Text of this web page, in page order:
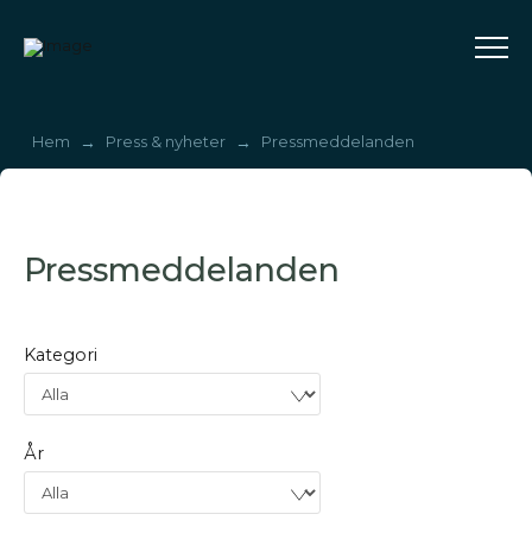
Hem → Press & nyheter → Pressmeddelanden
Pressmeddelanden
Kategori
År